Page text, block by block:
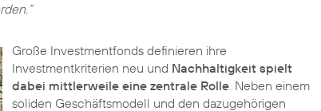
Große Investmentfonds definieren ihre
Investmentkriterien neu und Nachhaltigkeit spielt
dabei mittlerweile eine zentrale Rolle. Neben einem
soliden Geschäftsmodell und den dazugehörigen